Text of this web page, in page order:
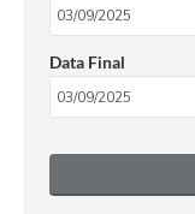
Data Final